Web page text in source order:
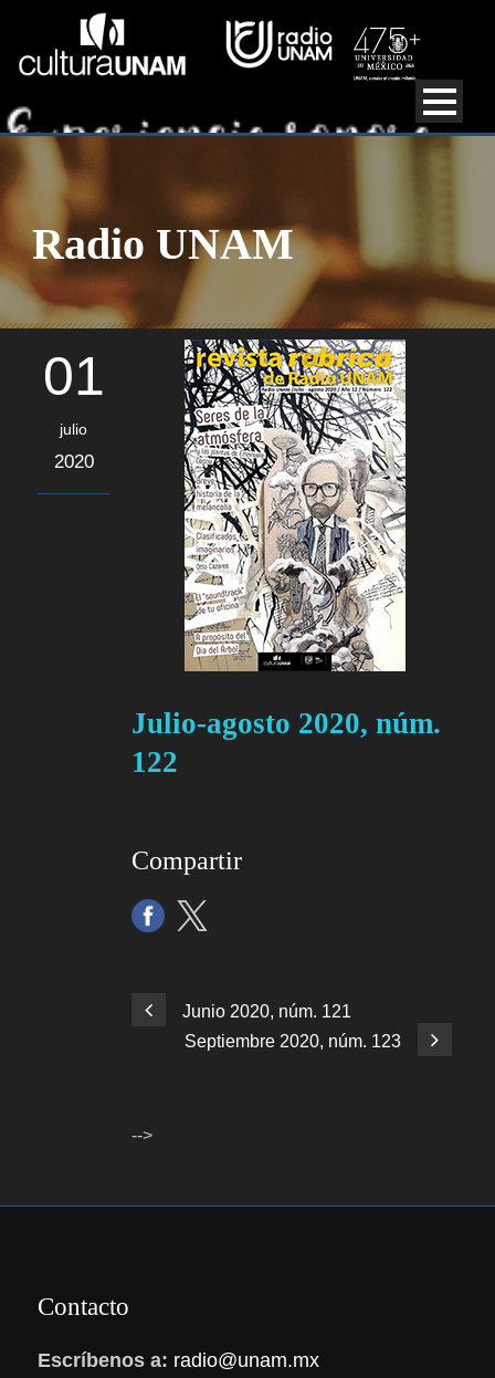
Radio UNAM
01
julio
2020
Julio-agosto 2020, núm.
122
Compartir
Junio 2020, núm. 121
Septiembre 2020, núm. 123
-->
Contacto
Escríbenos a: radio@unam.mx